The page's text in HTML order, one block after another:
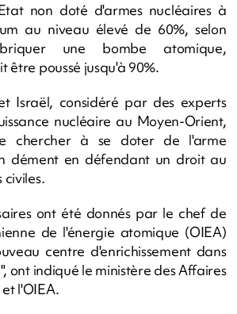
non doté d'armes nucléaires à
au niveau élevé de 60%, selon
une bombe atomique,
être poussé jusqu'à 90%.
Israël, considéré par des experts
nucléaire au Moyen-Orient,
chercher à se doter de l'arme
dément en défendant un droit au
civiles.
ont été donnés par le chef de
de l'énergie atomique (OIEA)
centre d'enrichissement dans
ont indiqué le ministère des Affaires
l'OIEA.